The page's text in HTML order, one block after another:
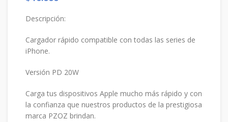
Descripción:
Cargador rápido compatible con todas las series de
iPhone.
Versión PD 20W
Carga tus dispositivos Apple mucho más rápido y con
la confianza que nuestros productos de la prestigiosa
marca PZOZ brindan.